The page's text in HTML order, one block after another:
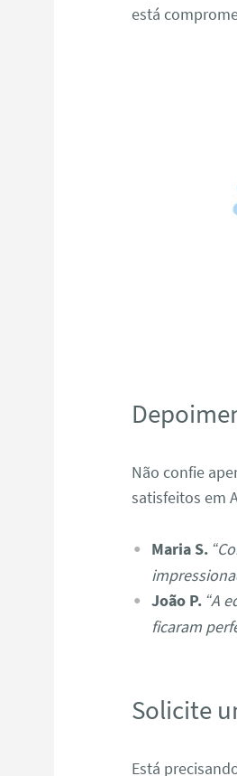
está
Não confie
satisfeitos em
Maria S.
João P. “A
ficaram
Solicite
Está